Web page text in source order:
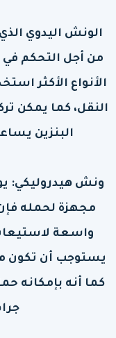
الونش اليدوي
من أجل التحكم
الأنواع الأكثر
النقل، كما يمكن
البنزين
ونش هيدروليكي:
مجهزة لحمله
واسعة